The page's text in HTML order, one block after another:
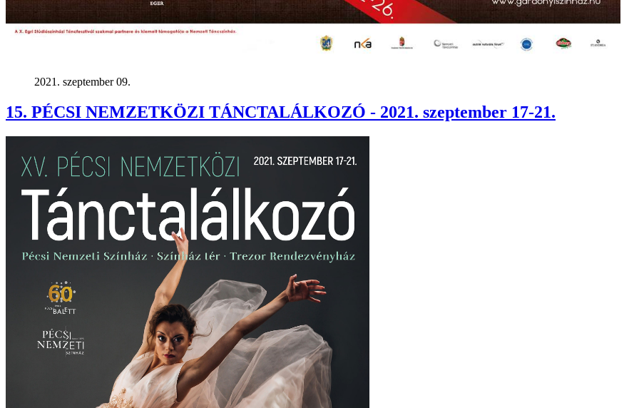
2021. szeptember 09.
15. PÉCSI NEMZETKÖZI TÁNCTALÁLKOZÓ - 2021. szeptember 17-21.